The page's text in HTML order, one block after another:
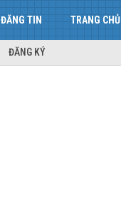
ĐĂNG TIN TRANG CHỦ
ĐĂNG KÝ